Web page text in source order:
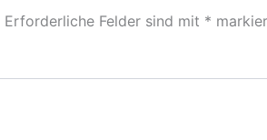
Erforderliche Felder sind mit *